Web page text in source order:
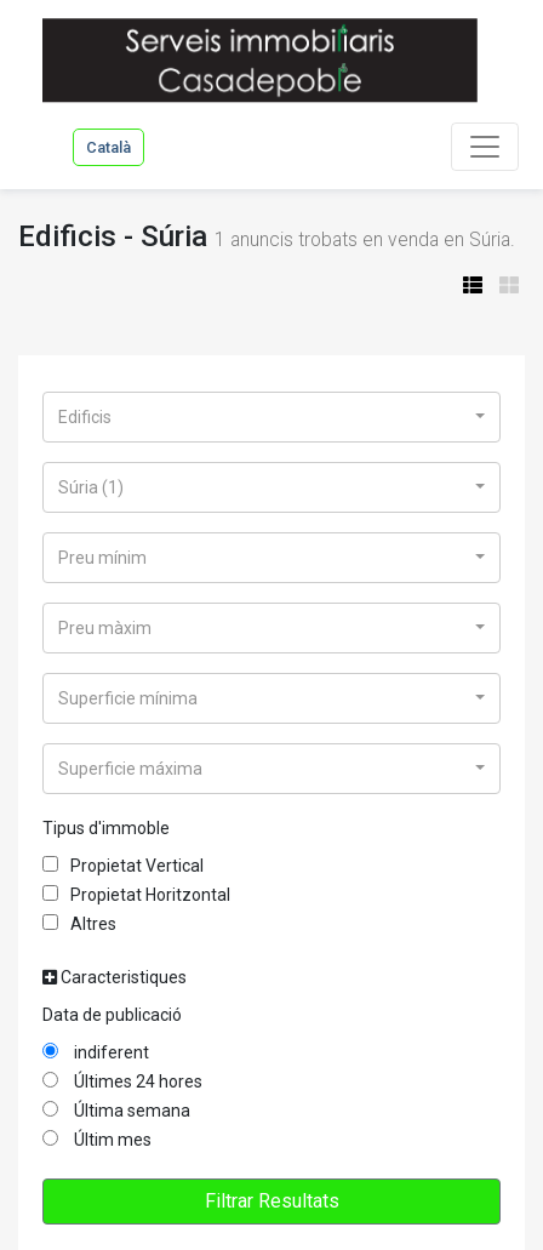
Català
Edificis - Súria 1 anuncis trobats en venda en Súria.
Edificis
Súria (1)
Preu mínim
Preu màxim
Superficie mínima
Superficie máxima
Tipus d'immoble
Propietat Vertical
Propietat Horitzontal
Altres
Caracteristiques
Data de publicació
indiferent
Últimes 24 hores
Última semana
Últim mes
Filtrar Resultats